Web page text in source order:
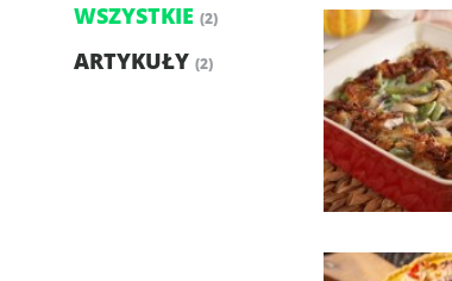
WSZYSTKIE (2)
ARTYKUŁY (2)